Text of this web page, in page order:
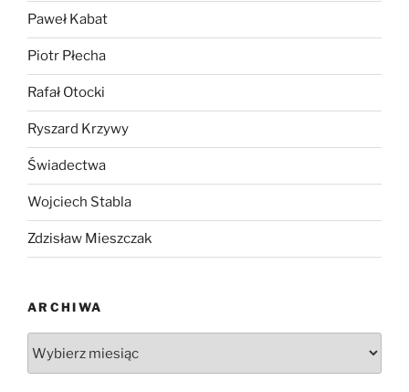
Paweł Kabat
Piotr Płecha
Rafał Otocki
Ryszard Krzywy
Świadectwa
Wojciech Stabla
Zdzisław Mieszczak
ARCHIWA